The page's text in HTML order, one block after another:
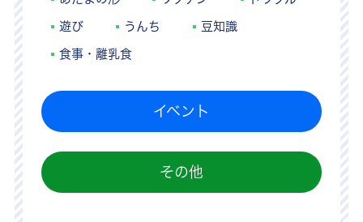
遊び うんち 豆知識
食事・離乳食
イベント
その他